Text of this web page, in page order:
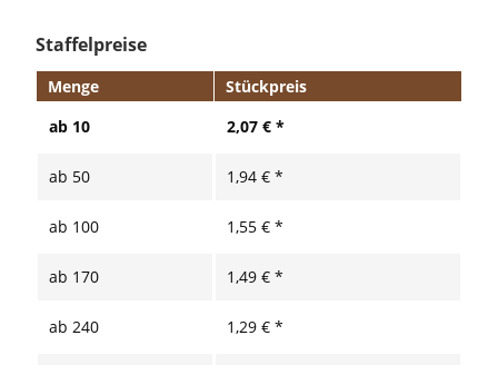
Staffelpreise
Menge
Stückpreis
ab 10 2,07 € *
ab 50 1,94 € *
ab 100 1,55 € *
ab 170 1,49 € *
ab 240 1,29 € *